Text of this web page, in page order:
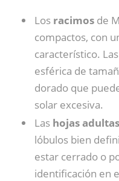
Los racimos de
compactos, con
característico.
esférica de
dorado que
solar excesiva.
Las hojas adultas
lóbulos bien
estar cerrado o
identificación en